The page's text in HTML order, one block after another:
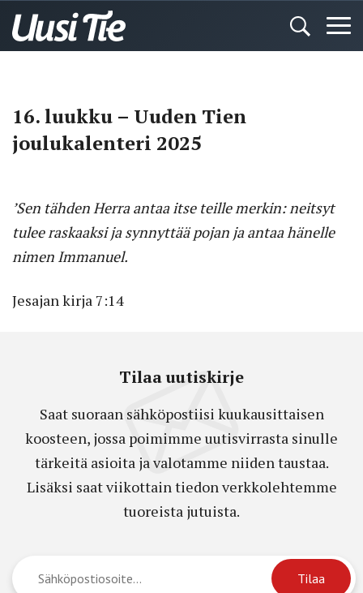
16. luukku – Uuden Tien
joulukalenteri 2025
’Sen tähden Herra antaa itse teille merkin: neitsyt
tulee raskaaksi ja synnyttää pojan ja antaa hänelle
nimen Immanuel.
Jesajan kirja 7:14
Tilaa uutiskirje
Saat suoraan sähköpostiisi kuukausittaisen
koosteen, jossa poimimme uutisvirrasta sinulle
tärkeitä asioita ja valotamme niiden taustaa.
Lisäksi saat viikottain tiedon verkkolehtemme
tuoreista jutuista.